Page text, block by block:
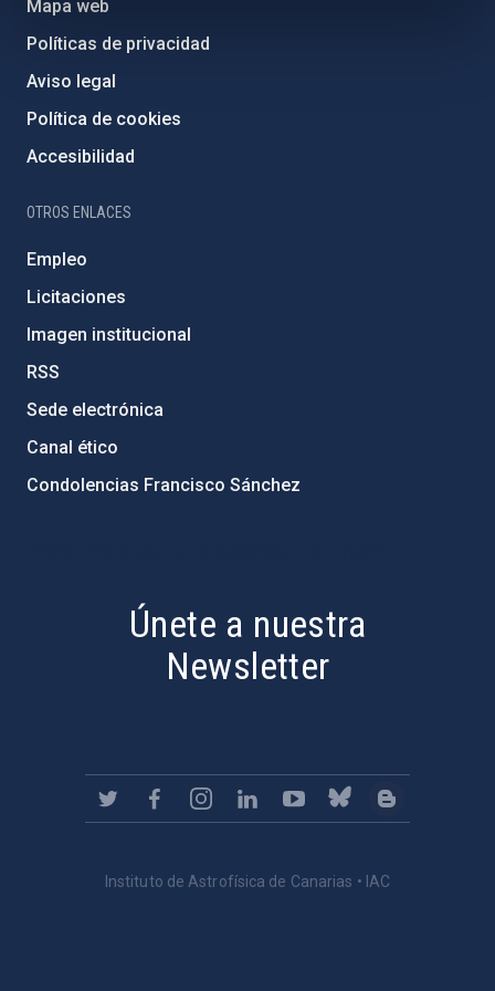
Mapa web
Políticas de privacidad
Aviso legal
Política de cookies
Accesibilidad
OTROS ENLACES
Empleo
Licitaciones
Imagen institucional
RSS
Sede electrónica
Canal ético
Condolencias Francisco Sánchez
Únete a nuestra
Newsletter
Instituto de Astrofísica de Canarias • IAC